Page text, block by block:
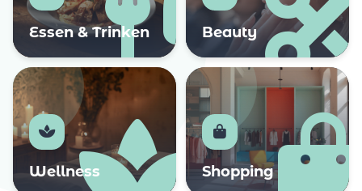
Essen & Trinken Beauty
Wellness Shopping